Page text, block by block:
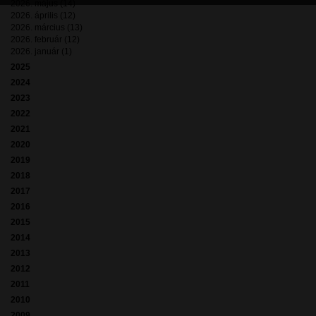
2026. május (14)
2026. április (12)
2026. március (13)
2026. február (12)
2026. január (1)
2025
2024
2023
2022
2021
2020
2019
2018
2017
2016
2015
2014
2013
2012
2011
2010